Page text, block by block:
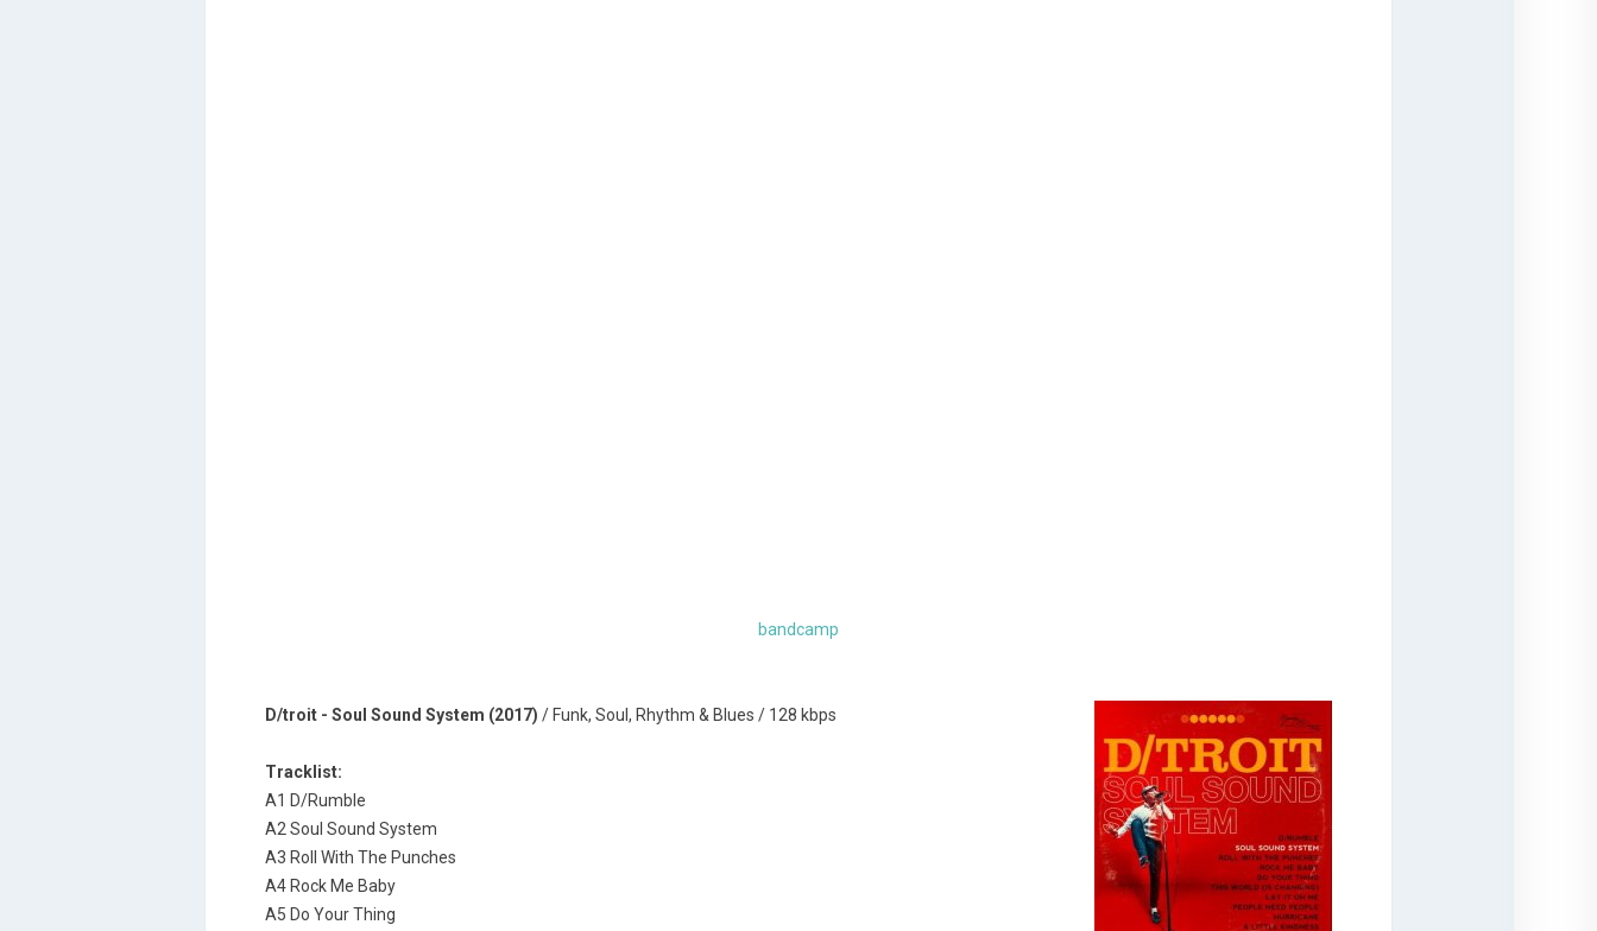
bandcamp
D/troit - Soul Sound System (2017) / Funk, Soul, Rhythm & Blues / 128 kbps
Tracklist:
A1 D/Rumble
A2 Soul Sound System
A3 Roll With The Punches
A4 Rock Me Baby
A5 Do Your Thing